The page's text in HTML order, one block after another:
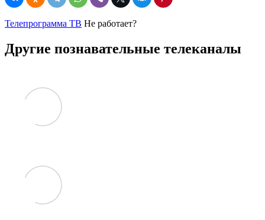
Телепрограмма ТВ Не работает?
Другие познавательные телеканалы